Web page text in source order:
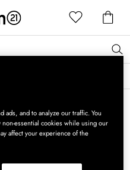
→
ads, and to analyze our traffic. You
essential cookies while using our
affect your experience of the